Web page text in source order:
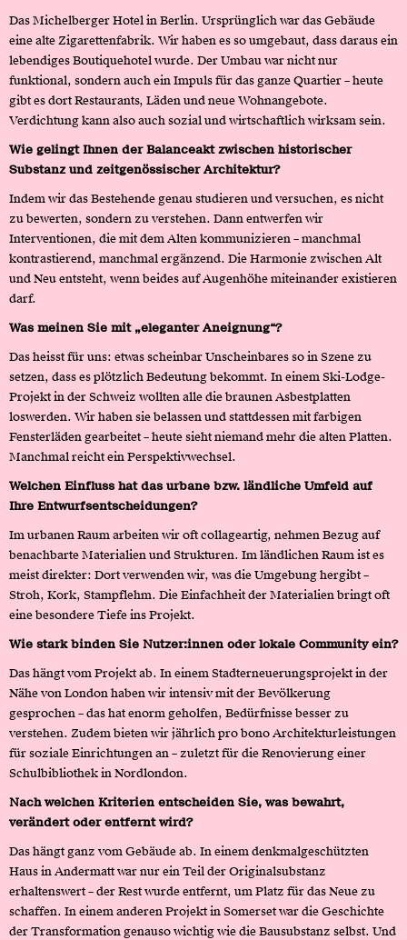
Das Michelberger Hotel in Berlin. Ursprünglich war das Gebäude
eine alte Zigarettenfabrik. Wir haben es so umgebaut, dass daraus ein
lebendiges Boutiquehotel wurde. Der Umbau war nicht nur
funktional, sondern auch ein Impuls für das ganze Quartier – heute
gibt es dort Restaurants, Läden und neue Wohnangebote.
Verdichtung kann also auch sozial und wirtschaftlich wirksam sein.
Wie gelingt Ihnen der Balanceakt zwischen historischer
Substanz und zeitgenössischer Architektur?
Indem wir das Bestehende genau studieren und versuchen, es nicht
zu bewerten, sondern zu verstehen. Dann entwerfen wir
Interventionen, die mit dem Alten kommunizieren – manchmal
kontrastierend, manchmal ergänzend. Die Harmonie zwischen Alt
und Neu entsteht, wenn beides auf Augenhöhe miteinander existieren
darf.
Was meinen Sie mit „eleganter Aneignung“?
Das heisst für uns: etwas scheinbar Unscheinbares so in Szene zu
setzen, dass es plötzlich Bedeutung bekommt. In einem Ski-Lodge-
Projekt in der Schweiz wollten alle die braunen Asbestplatten
loswerden. Wir haben sie belassen und stattdessen mit farbigen
Fensterläden gearbeitet – heute sieht niemand mehr die alten Platten.
Manchmal reicht ein Perspektivwechsel.
Welchen Einfluss hat das urbane bzw. ländliche Umfeld auf
Ihre Entwurfsentscheidungen?
Im urbanen Raum arbeiten wir oft collageartig, nehmen Bezug auf
benachbarte Materialien und Strukturen. Im ländlichen Raum ist es
meist direkter: Dort verwenden wir, was die Umgebung hergibt –
Stroh, Kork, Stampflehm. Die Einfachheit der Materialien bringt oft
eine besondere Tiefe ins Projekt.
Wie stark binden Sie Nutzer:innen oder lokale Community ein?
Das hängt vom Projekt ab. In einem Stadterneuerungsprojekt in der
Nähe von London haben wir intensiv mit der Bevölkerung
gesprochen – das hat enorm geholfen, Bedürfnisse besser zu
verstehen. Zudem bieten wir jährlich pro bono Architekturleistungen
für soziale Einrichtungen an – zuletzt für die Renovierung einer
Schulbibliothek in Nordlondon.
Nach welchen Kriterien entscheiden Sie, was bewahrt,
verändert oder entfernt wird?
Das hängt ganz vom Gebäude ab. In einem denkmalgeschützten
Haus in Andermatt war nur ein Teil der Originalsubstanz
erhaltenswert – der Rest wurde entfernt, um Platz für das Neue zu
schaffen. In einem anderen Projekt in Somerset war die Geschichte
der Transformation genauso wichtig wie die Bausubstanz selbst. Und